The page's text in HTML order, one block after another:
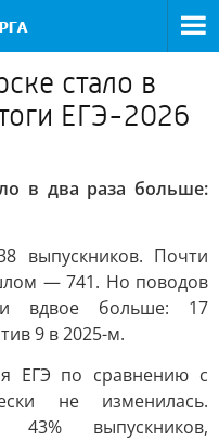
стало в
ЕГЭ-2026
в два раза больше:
выпускников. Почти
— 741. Но поводов
вдвое больше: 17
9 в 2025-м.
ЕГЭ по сравнению с
не изменилась.
43% выпускников,